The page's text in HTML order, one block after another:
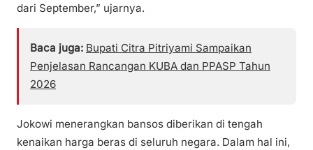
dari September,” ujarnya.
Baca juga: Bupati Citra Pitriyami Sampaikan
Penjelasan Rancangan KUBA dan PPASP Tahun
2026
Jokowi menerangkan bansos diberikan di tengah
kenaikan harga beras di seluruh negara. Dalam hal ini,